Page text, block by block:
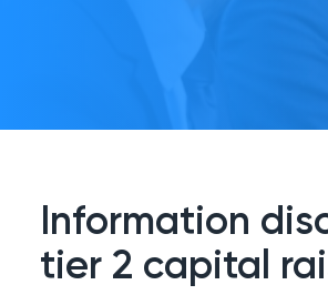
Information
tier 2 capital